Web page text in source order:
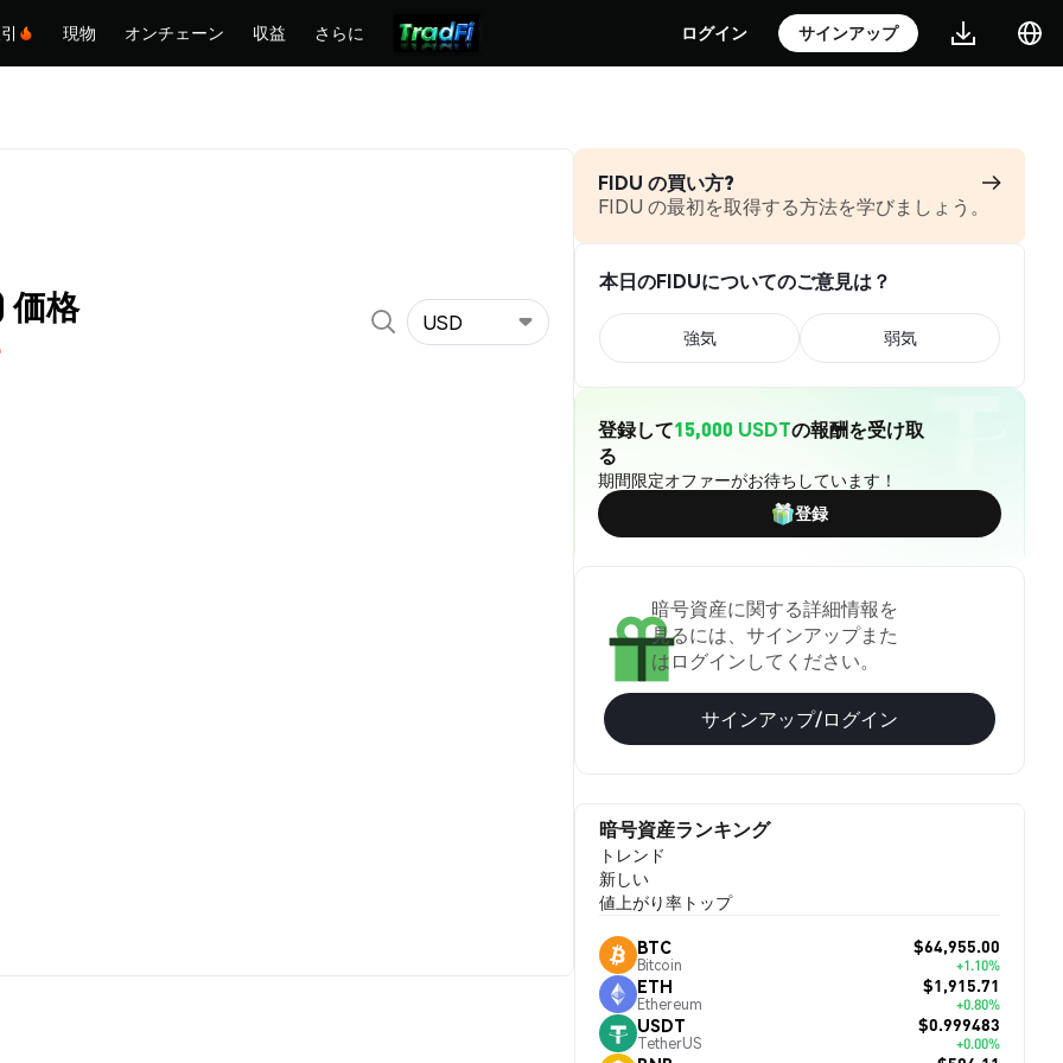
現物 オンチェーン 収益 さらに ログイン サインアップ
価格 USD
FIDU の買い方?
FIDU の最初を取得する方法を学びましょう。
本日のFIDUについてのご意見は？
強気 弱気
登録して15,000 USDTの報酬を受け取
る
期間限定オファーがお待ちしています！
登録
暗号資産に関する詳細情報を
見るには、サインアップまた
はログインしてください。
サインアップ/ログイン
暗号資産ランキング
トレンド
新しい
値上がり率トップ
BTC
Bitcoin
$64,955.00
+1.10%
ETH
Ethereum
$1,915.71
+0.80%
USDT
TetherUS
$0.999483
+0.00%